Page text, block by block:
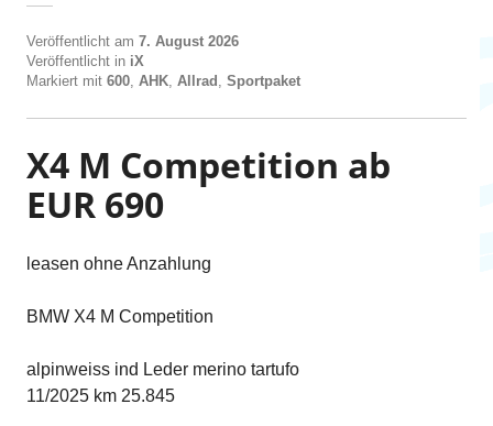
Veröffentlicht am 7. August 2026
Veröffentlicht in iX
Markiert mit 600, AHK, Allrad , Sportpaket
X4 M Competition ab
EUR 690
leasen ohne Anzahlung
BMW X4 M Competition
alpinweiss ind Leder merino tartufo
11/2025 km 25.845